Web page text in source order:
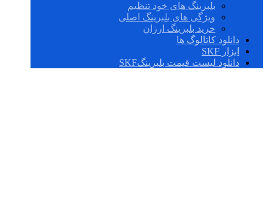
بلبرینگ های خود تنظیم
ویژگی های بلبرینگ اصلی
خرید بلبرینگ ارزان
دانلود کاتالوگ ها
ابزار SKF
دانلود لیست قیمت بلبرینگSKF